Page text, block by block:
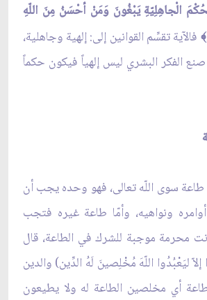
الْجاهِلِيّةِ يَبْغُونَ وَمَنْ أحْسَنُ مِنَ اللّهِ
﴾ فالآية تقسِّم القوانين إلى: إلهية وجاهلية،
الفكر البشري ليس إلهياً فيكون حكماً
طاعة سوى اللّه تعالى، فهو وحده يجب أن
ونواهيه، وأمّا طاعة غيره فتجب
محرمة موجبة للشرك في الطاعة، قال
ليَعْبُدُوا اللّهَ مُخْلِصينَ لَهُ الدِّين) والدين
أي مخلصين الطاعة له ولا يطيعون